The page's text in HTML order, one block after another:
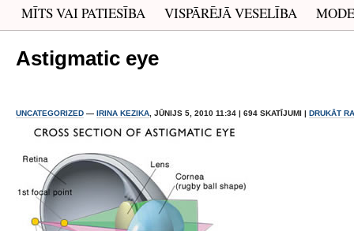
MĪTS VAI PATIESĪBA
VISPĀRĒJĀ VESELĪBA MODE
Astigmatic eye
UNCATEGORIZED — IRINA KEZIKA , JŪNIJS 5, 2010 11:34 | 694 SKATĪJUMI | DRUKĀT